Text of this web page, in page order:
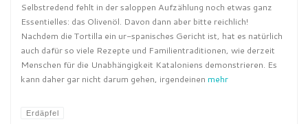
Selbstredend fehlt in der saloppen Aufzählung noch etwas ganz
Essentielles: das Olivenöl. Davon dann aber bitte reichlich!
Nachdem die Tortilla ein ur-spanisches Gericht ist, hat es natürlich
auch dafür so viele Rezepte und Familientraditionen, wie derzeit
Menschen für die Unabhängigkeit Kataloniens demonstrieren. Es
kann daher gar nicht darum gehen, irgendeinen mehr
Erdäpfel